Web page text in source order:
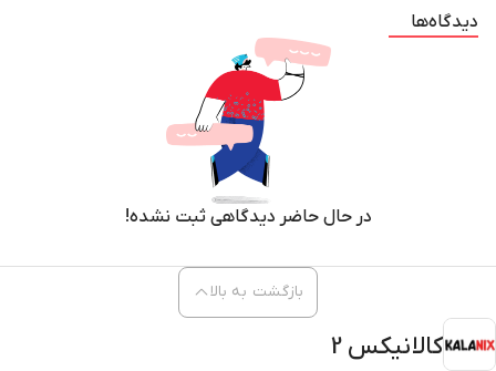
دیدگاه‌ها
در حال حاضر دیدگاهی ثبت نشده!
کالانیکس 2
بازگشت به بالا